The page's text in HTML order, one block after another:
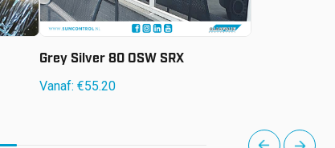
Grey Silver 80 OSW SRX
Vanaf: €55.20
next